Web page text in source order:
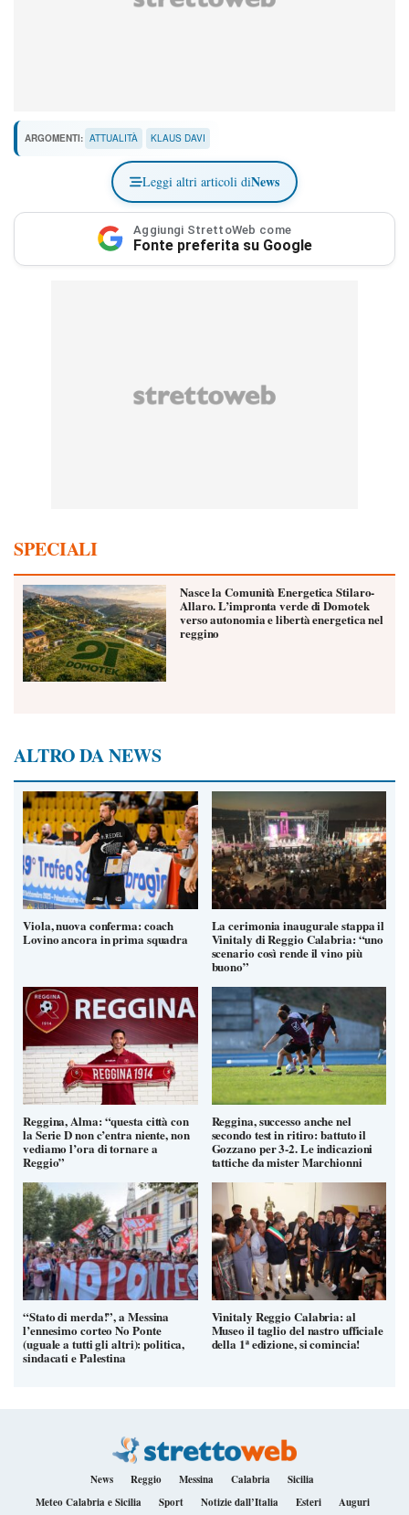
ARGOMENTI: ATTUALITÀ KLAUS DAVI
Leggi altri articoli diNews
Aggiungi StrettoWeb come
Fonte preferita su Google
SPECIALI
Nasce la Comunità Energetica Stilaro-
Allaro. L’impronta verde di Domotek
verso autonomia e libertà energetica nel
reggino
ALTRO DA NEWS
Viola, nuova conferma: coach
Lovino ancora in prima squadra
La cerimonia inaugurale stappa il
Vinitaly di Reggio Calabria: “uno
scenario così rende il vino più
buono”
Reggina, Alma: “questa città con
la Serie D non c’entra niente, non
vediamo l’ora di tornare a
Reggio”
Reggina, successo anche nel
secondo test in ritiro: battuto il
Gozzano per 3-2. Le indicazioni
tattiche da mister Marchionni
“Stato di merda!”, a Messina
l’ennesimo corteo No Ponte
(uguale a tutti gli altri): politica,
sindacati e Palestina
Vinitaly Reggio Calabria: al
Museo il taglio del nastro ufficiale
della 1ª edizione, si comincia!
News Reggio Messina Calabria
Sicilia
Meteo Calabria e Sicilia
Sport Notizie dall’Italia Esteri Auguri